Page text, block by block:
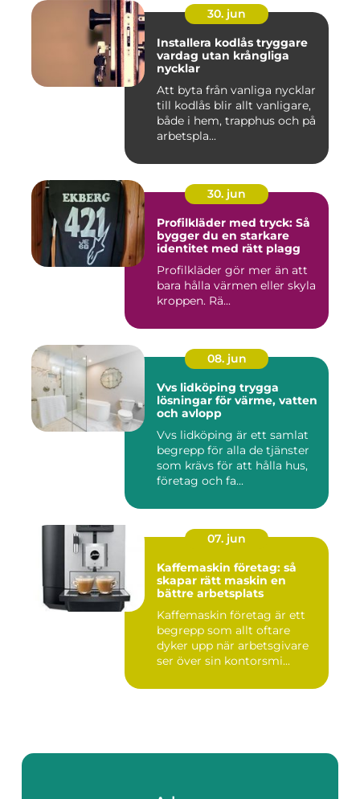
30. jun
Installera kodlås tryggare
vardag utan krångliga
nycklar
Att byta från vanliga nycklar
till kodlås blir allt vanligare,
både i hem, trapphus och på
arbetspla...
30. jun
Profilkläder med tryck: Så
bygger du en starkare
identitet med rätt plagg
Profilkläder gör mer än att
bara hålla värmen eller skyla
kroppen. Rä...
08. jun
Vvs lidköping trygga
lösningar för värme, vatten
och avlopp
Vvs lidköping är ett samlat
begrepp för alla de tjänster
som krävs för att hålla hus,
företag och fa...
07. jun
Kaffemaskin företag: så
skapar rätt maskin en
bättre arbetsplats
Kaffemaskin företag är ett
begrepp som allt oftare
dyker upp när arbetsgivare
ser över sin kontorsmi...